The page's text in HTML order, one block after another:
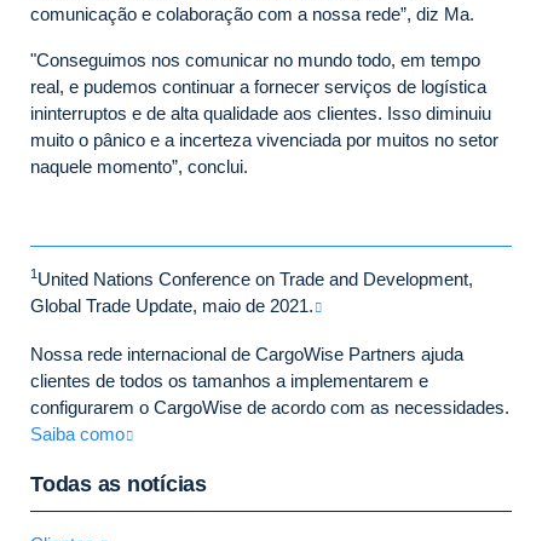
comunicação e colaboração com a nossa rede”, diz Ma.
"Conseguimos nos comunicar no mundo todo, em tempo
real, e pudemos continuar a fornecer serviços de logística
ininterruptos e de alta qualidade aos clientes. Isso diminuiu
muito o pânico e a incerteza vivenciada por muitos no setor
naquele momento”, conclui.
1 United Nations Conference on Trade and Development,
Global Trade Update, maio de 2021.
Nossa rede internacional de CargoWise Partners ajuda
clientes de todos os tamanhos a implementarem e
configurarem o CargoWise de acordo com as necessidades.
Saiba como
Todas as notícias